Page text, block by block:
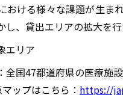
おける様々な課題が生ま
、貸出エリアの拡大を行
エリア
全国47都道府県の医療施
ップはこちら： https://